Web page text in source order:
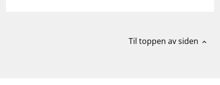
Til toppen av siden expand_less